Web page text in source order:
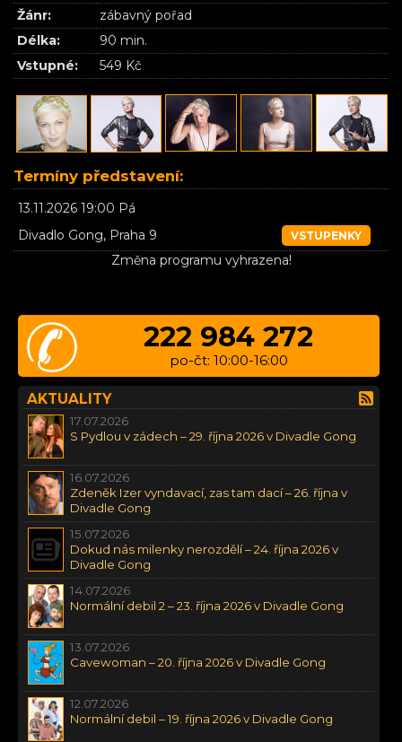
Žánr:
zábavný pořad
Délka:
90 min.
Vstupné:
549 Kč
Termíny představení:
13.11.2026 19:00 Pá
Divadlo Gong, Praha 9
VSTUPENKY
Změna programu vyhrazena!
222 984 272
po-čt: 10:00-16:00
AKTUALITY
17.07.2026
S Pydlou v zádech – 29. října 2026 v Divadle Gong
16.07.2026
Zdeněk Izer vyndavací, zas tam dací – 26. října v
Divadle Gong
15.07.2026
Dokud nás milenky nerozdělí – 24. října 2026 v
Divadle Gong
14.07.2026
Normální debil 2 – 23. října 2026 v Divadle Gong
13.07.2026
Cavewoman – 20. října 2026 v Divadle Gong
12.07.2026
Normální debil – 19. října 2026 v Divadle Gong